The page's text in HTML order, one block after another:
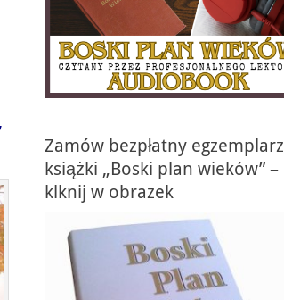
Zamów bezpłatny egzemplarz
książki „Boski plan wieków” –
klknij w obrazek